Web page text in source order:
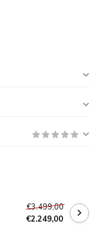
€3.499,00
€2.249,00